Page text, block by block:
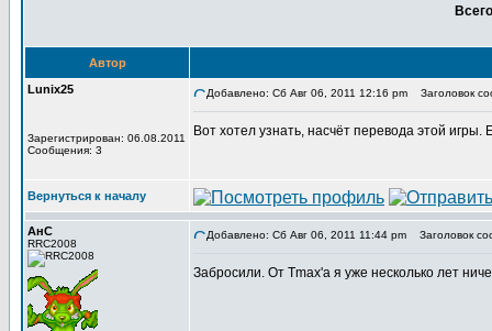
Автор
Lunix25
Зарегистрирован: 06.08.2011
Сообщения: 3
Добавлено: Сб Авг 06, 2011 12:16 pm Заголовок
Вот хотел узнать, насчёт перевода этой
Вернуться к началу
АнС
RRC2008
Добавлено: Сб Авг 06, 2011 11:44 pm Заголовок
Забросили. От Tmax'а я уже несколько лет